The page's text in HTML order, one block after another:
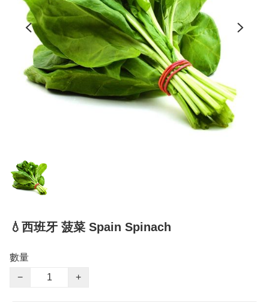
💧西班牙 菠菜 Spain Spinach
數量
−
+